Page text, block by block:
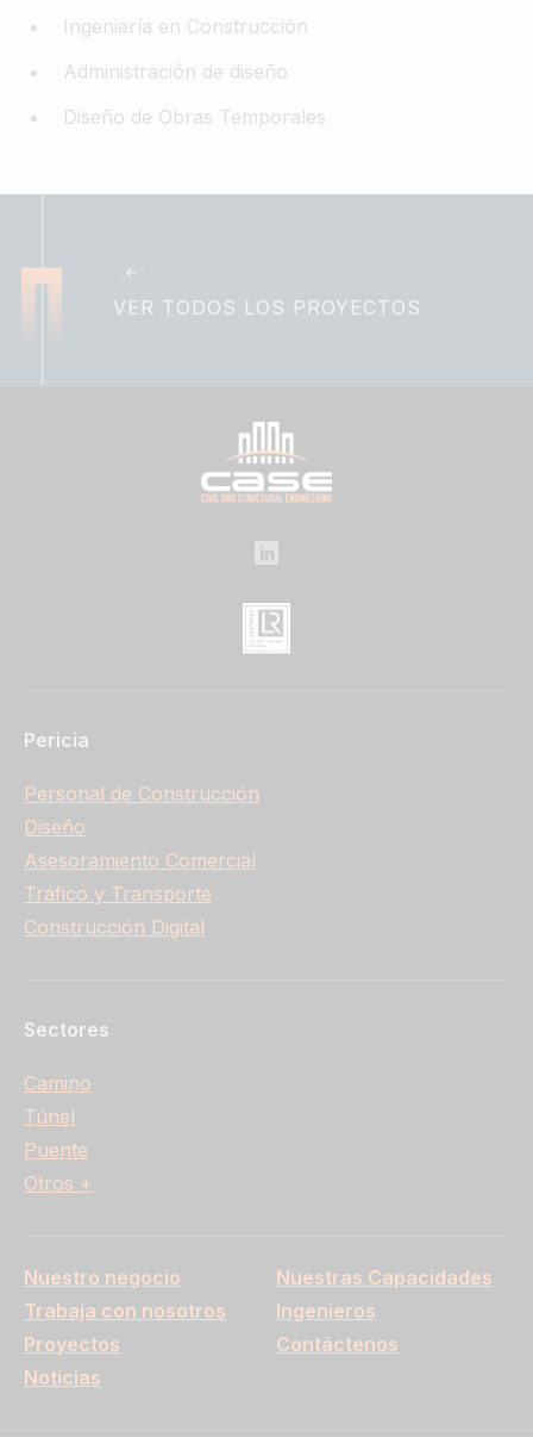
Ingeniería en Construcción
Administración de diseño
Diseño de Obras Temporales
VER TODOS LOS PROYECTOS
Pericia
Personal de Construcción
Diseño
Asesoramiento Comercial
Tráfico y Transporte
Construcción Digital
Sectores
Camino
Túnel
Puente
Otros +
Nuestro negocio
Trabaja con nosotros
Proyectos
Noticias
Nuestras Capacidades
Ingenieros
Contáctenos